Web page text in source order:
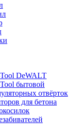
DeWALT
бытовой
отвёрток
для бетона